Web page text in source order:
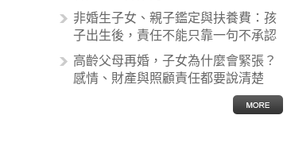
非婚生子女、親子鑑定與扶養費：孩
子出生後，責任不能只靠一句不承認
高齡父母再婚，子女為什麼會緊張？
感情、財產與照顧責任都要說清楚